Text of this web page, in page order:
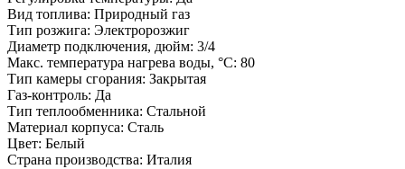
Вид топлива: Природный газ
Тип розжига: Электророзжиг
Диаметр подключения, дюйм: 3/4
Макс. температура нагрева воды, °С: 80
Тип камеры сгорания: Закрытая
Газ-контроль: Да
Тип теплообменника: Стальной
Материал корпуса: Сталь
Цвет: Белый
Страна производства: Италия